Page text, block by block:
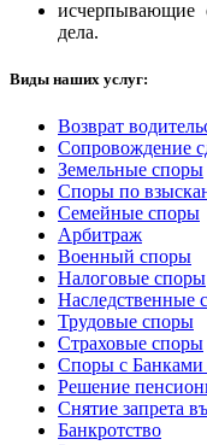
исчерпывающие
дела.
Виды наших услуг:
Возврат
Сопровождение
Земельные споры
Споры по
Семейные споры
Арбитраж
Военный споры
Налоговые споры
Наследственные
Трудовые споры
Страховые споры
Споры с Банками
Решение
Снятие запрета
Банкротство